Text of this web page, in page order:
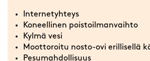
Internetyhteys
Koneellinen poistoilmanvaihto
Kylmä vesi
Moottoroitu nosto-ovi erillisellä
Pesumahdollisuus